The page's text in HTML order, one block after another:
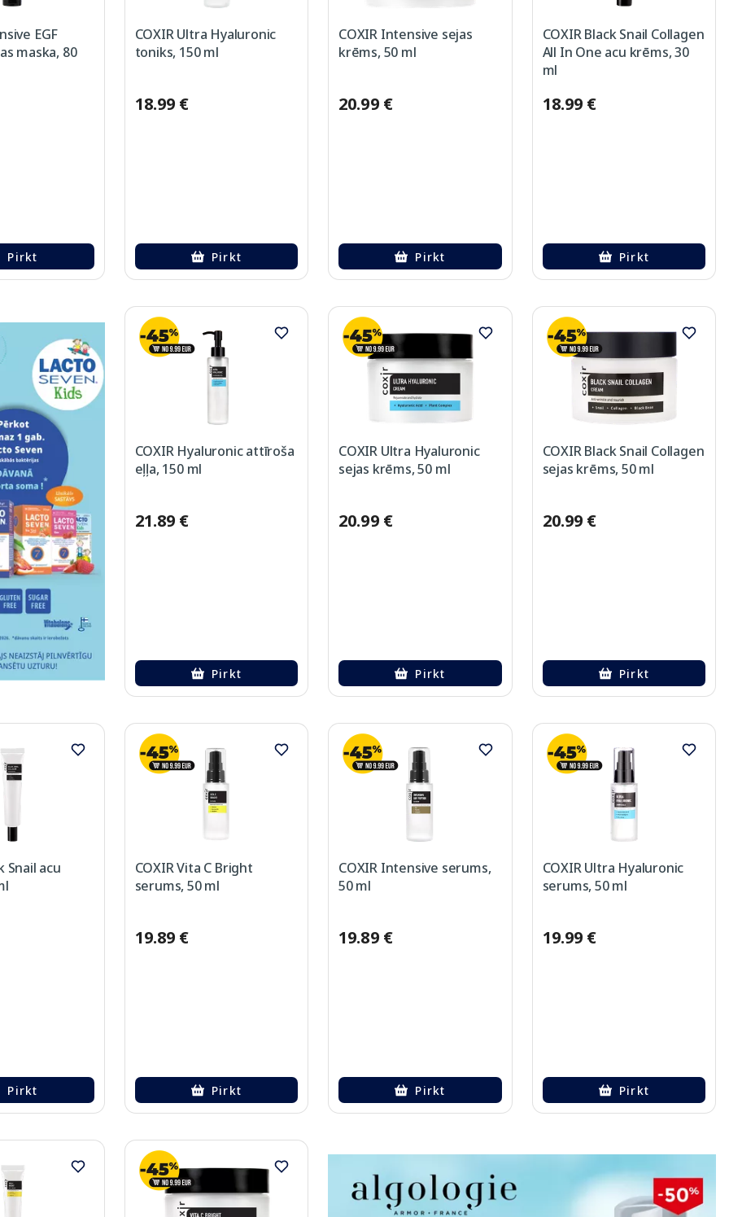
EGF
maska, 80
Pirkt
COXIR Ultra Hyaluronic
toniks, 150 ml
18.99 €
Pirkt
COXIR Intensive sejas
krēms, 50 ml
20.99 €
Pirkt
COXIR Black Snail Collagen
All In One acu krēms, 30
ml
18.99 €
Pirkt
COXIR Hyaluronic attīroša
eļļa, 150 ml
21.89 €
Pirkt
COXIR Ultra Hyaluronic
sejas krēms, 50 ml
20.99 €
Pirkt
COXIR Black Snail Collagen
sejas krēms, 50 ml
20.99 €
Pirkt
Snail acu
Pirkt
COXIR Vita C Bright
serums, 50 ml
19.89 €
Pirkt
COXIR Intensive serums,
50 ml
19.89 €
Pirkt
COXIR Ultra Hyaluronic
serums, 50 ml
19.99 €
Pirkt